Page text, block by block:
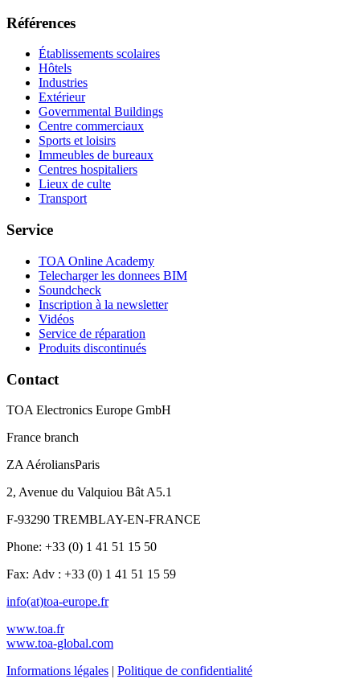
Références
Établissements scolaires
Hôtels
Industries
Extérieur
Governmental Buildings
Centre commerciaux
Sports et loisirs
Immeubles de bureaux
Centres hospitaliers
Lieux de culte
Transport
Service
TOA Online Academy
Telecharger les donnees BIM
Soundcheck
Inscription à la newsletter
Vidéos
Service de réparation
Produits discontinués
Contact
TOA Electronics Europe GmbH
France branch
ZA AéroliansParis
2, Avenue du Valquiou Bât A5.1
F-93290 TREMBLAY-EN-FRANCE
Phone: +33 (0) 1 41 51 15 50
Fax: Adv : +33 (0) 1 41 51 15 59
info(at)toa-europe.fr
www.toa.fr
www.toa-global.com
Informations légales | Politique de confidentialité